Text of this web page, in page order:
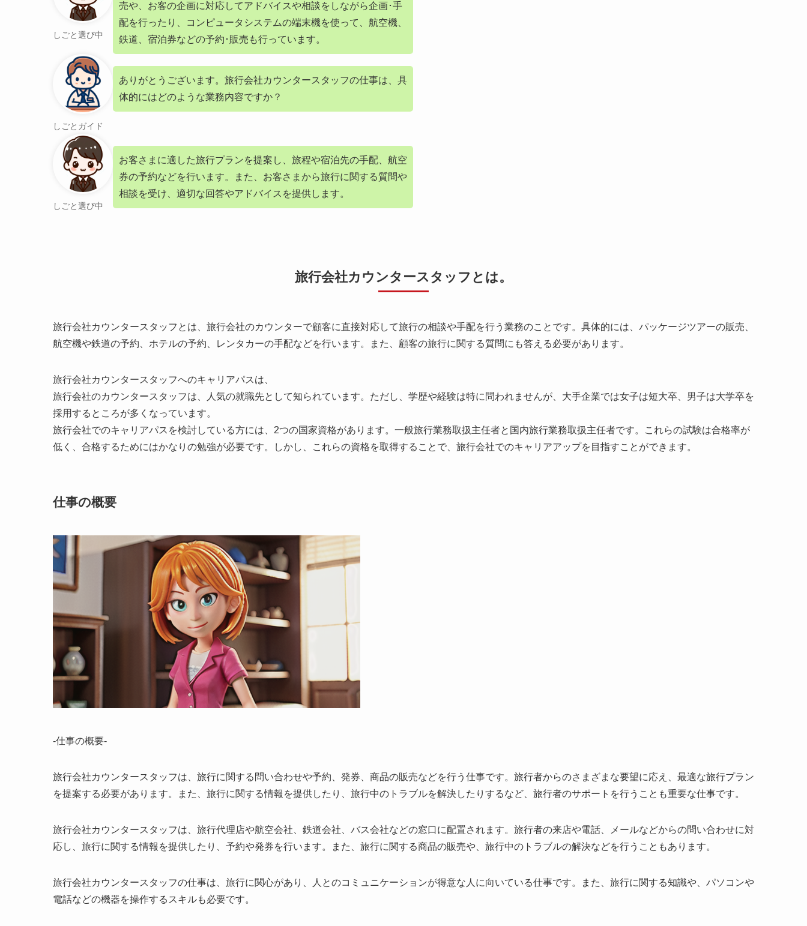
しごと選び中
売や、お客の企画に対応してアドバイスや相談をしながら企画･手
配を行ったり、コンピュータシステムの端末機を使って、航空機、
鉄道、宿泊券などの予約･販売も行っています。
しごとガイド
ありがとうございます。旅行会社カウンタースタッフの仕事は、具
体的にはどのような業務内容ですか？
しごと選び中
お客さまに適した旅行プランを提案し、旅程や宿泊先の手配、航空
券の予約などを行います。また、お客さまから旅行に関する質問や
相談を受け、適切な回答やアドバイスを提供します。
旅行会社カウンタースタッフとは。
旅行会社カウンタースタッフとは、旅行会社のカウンターで顧客に直接対応して旅行の相談や手配を行う業務のことです。具体的には、パッケージツアーの販売、
航空機や鉄道の予約、ホテルの予約、レンタカーの手配などを行います。また、顧客の旅行に関する質問にも答える必要があります。
旅行会社カウンタースタッフへのキャリアパスは、
旅行会社のカウンタースタッフは、人気の就職先として知られています。ただし、学歴や経験は特に問われませんが、大手企業では女子は短大卒、男子は大学卒を
採用するところが多くなっています。
旅行会社でのキャリアパスを検討している方には、2つの国家資格があります。一般旅行業務取扱主任者と国内旅行業務取扱主任者です。これらの試験は合格率が
低く、合格するためにはかなりの勉強が必要です。しかし、これらの資格を取得することで、旅行会社でのキャリアアップを目指すことができます。
仕事の概要
-仕事の概要-
旅行会社カウンタースタッフは、旅行に関する問い合わせや予約、発券、商品の販売などを行う仕事です。旅行者からのさまざまな要望に応え、最適な旅行プラン
を提案する必要があります。また、旅行に関する情報を提供したり、旅行中のトラブルを解決したりするなど、旅行者のサポートを行うことも重要な仕事です。
旅行会社カウンタースタッフは、旅行代理店や航空会社、鉄道会社、バス会社などの窓口に配置されます。旅行者の来店や電話、メールなどからの問い合わせに対
応し、旅行に関する情報を提供したり、予約や発券を行います。また、旅行に関する商品の販売や、旅行中のトラブルの解決などを行うこともあります。
旅行会社カウンタースタッフの仕事は、旅行に関心があり、人とのコミュニケーションが得意な人に向いている仕事です。また、旅行に関する知識や、パソコンや
電話などの機器を操作するスキルも必要です。